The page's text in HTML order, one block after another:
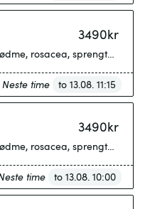
3490kr
rosacea, sprengte
Neste time to 13.08. 11:15
3490kr
rosacea, sprengte
time to 13.08. 10:00